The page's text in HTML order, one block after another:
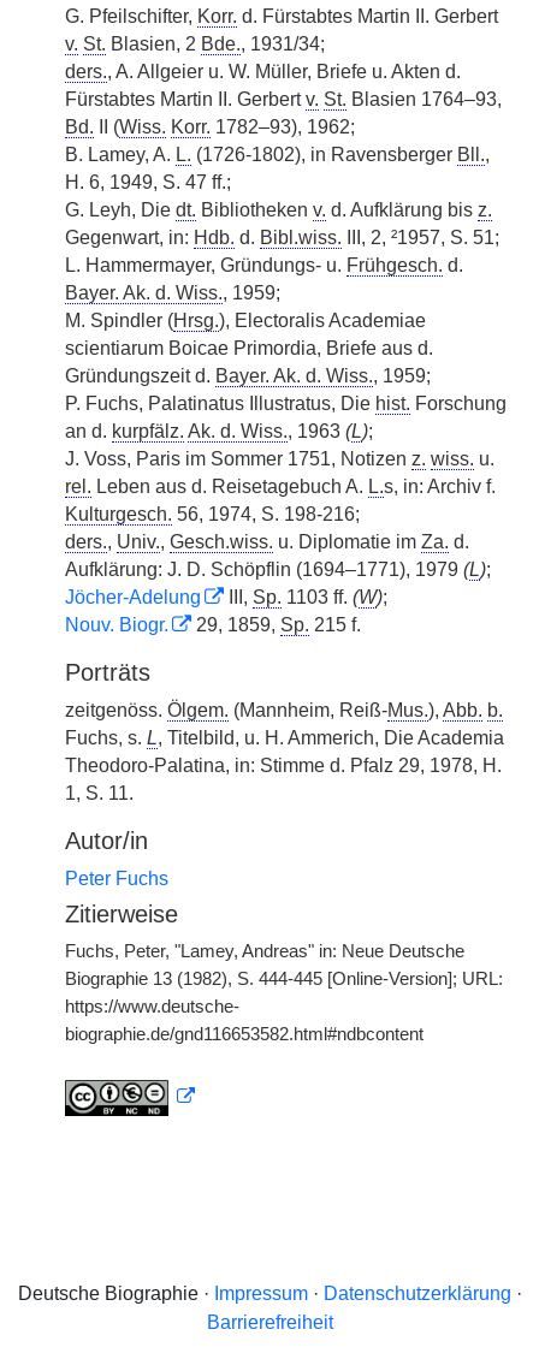
G. Pfeilschifter, Korr. d. Fürstabtes Martin II. Gerbert
v. St. Blasien, 2 Bde., 1931/34;
ders., A. Allgeier u. W. Müller, Briefe u. Akten d.
Fürstabtes Martin II. Gerbertv. St. Blasien 1764–93,
Bd. II (Wiss. Korr. 1782–93), 1962;
B. Lamey, A. L. (1726-1802), in Ravensberger Bll.,
H. 6, 1949, S. 47 ff.;
G. Leyh, Die dt. Bibliotheken v. d. Aufklärung bis z.
Gegenwart, in: Hdb. d. Bibl.wiss. III, 2, ²1957, S. 51;
L. Hammermayer, Gründungs- u. Frühgesch. d.
Bayer. Ak. d. Wiss., 1959;
M. Spindler (Hrsg.), Electoralis Academiae
scientiarum Boicae Primordia, Briefe aus d.
Gründungszeit d. Bayer. Ak. d. Wiss., 1959;
P. Fuchs, Palatinatus Illustratus, Die hist. Forschung
an d. kurpfälz. Ak. d. Wiss., 1963 (L);
J. Voss, Paris im Sommer 1751, Notizen z. wiss. u.
rel. Leben aus d. Reisetagebuch A. L.s, in: Archiv f.
Kulturgesch. 56, 1974, S. 198-216;
ders., Univ., Gesch.wiss. u. Diplomatie im Za. d.
Aufklärung: J. D. Schöpflin (1694–1771), 1979 (L);
Jöcher-Adelung
III, Sp. 1103 ff. (W);
Nouv. Biogr.
29, 1859, Sp. 215 f.
Porträts
zeitgenöss. Ölgem. (Mannheim, Reiß-Mus.), Abb. b.
Fuchs, s. L, Titelbild, u. H. Ammerich, Die Academia
Theodoro-Palatina, in: Stimme d. Pfalz 29, 1978, H.
1, S. 11.
Autor/in
Peter Fuchs
Zitierweise
Fuchs, Peter, "Lamey, Andreas" in: Neue Deutsche
Biographie 13 (1982), S. 444-445 [Online-Version]; URL:
https://www.deutsche-
biographie.de/gnd116653582.html#ndbcontent
Deutsche Biographie · Impressum· Datenschutzerklärung ·
Barrierefreiheit